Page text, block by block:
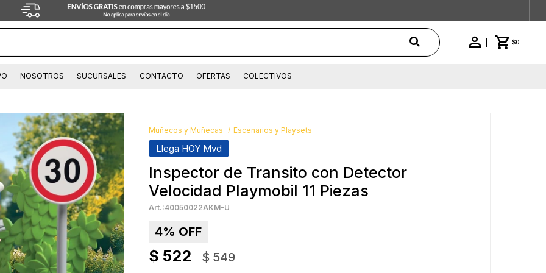
$0
NOSOTROS SUCURSALES CONTACTO OFERTAS COLECTIVOS
Muñecos y Muñecas Escenarios y Playsets
Llega HOY Mvd
Inspector de Transito con Detector
Velocidad Playmobil 11 Piezas
40050022AKM-U
4
$ 522 $ 549